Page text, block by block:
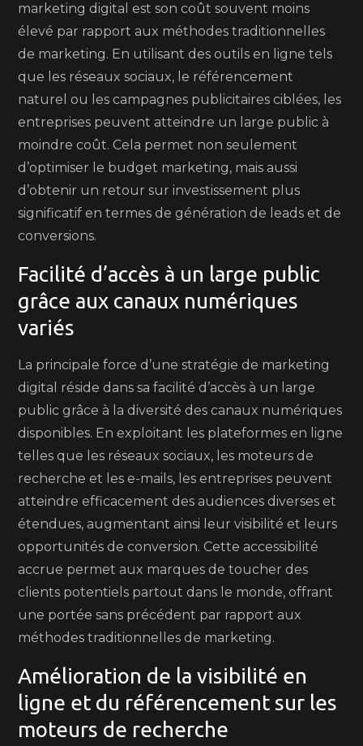
marketing digital est son coût souvent moins
élevé par rapport aux méthodes traditionnelles
de marketing. En utilisant des outils en ligne tels
que les réseaux sociaux, le référencement
naturel ou les campagnes publicitaires ciblées, les
entreprises peuvent atteindre un large public à
moindre coût. Cela permet non seulement
d’optimiser le budget marketing, mais aussi
d’obtenir un retour sur investissement plus
significatif en termes de génération de leads et de
conversions.
Facilité d’accès à un large public
grâce aux canaux numériques
variés
La principale force d’une stratégie de marketing
digital réside dans sa facilité d’accès à un large
public grâce à la diversité des canaux numériques
disponibles. En exploitant les plateformes en ligne
telles que les réseaux sociaux, les moteurs de
recherche et les e-mails, les entreprises peuvent
atteindre efficacement des audiences diverses et
étendues, augmentant ainsi leur visibilité et leurs
opportunités de conversion. Cette accessibilité
accrue permet aux marques de toucher des
clients potentiels partout dans le monde, offrant
une portée sans précédent par rapport aux
méthodes traditionnelles de marketing.
Amélioration de la visibilité en
ligne et du référencement sur les
moteurs de recherche